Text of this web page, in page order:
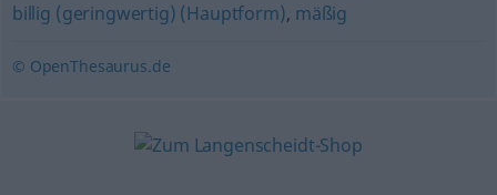
billig (geringwertig) (Hauptform), mäßig
© OpenThesaurus.de